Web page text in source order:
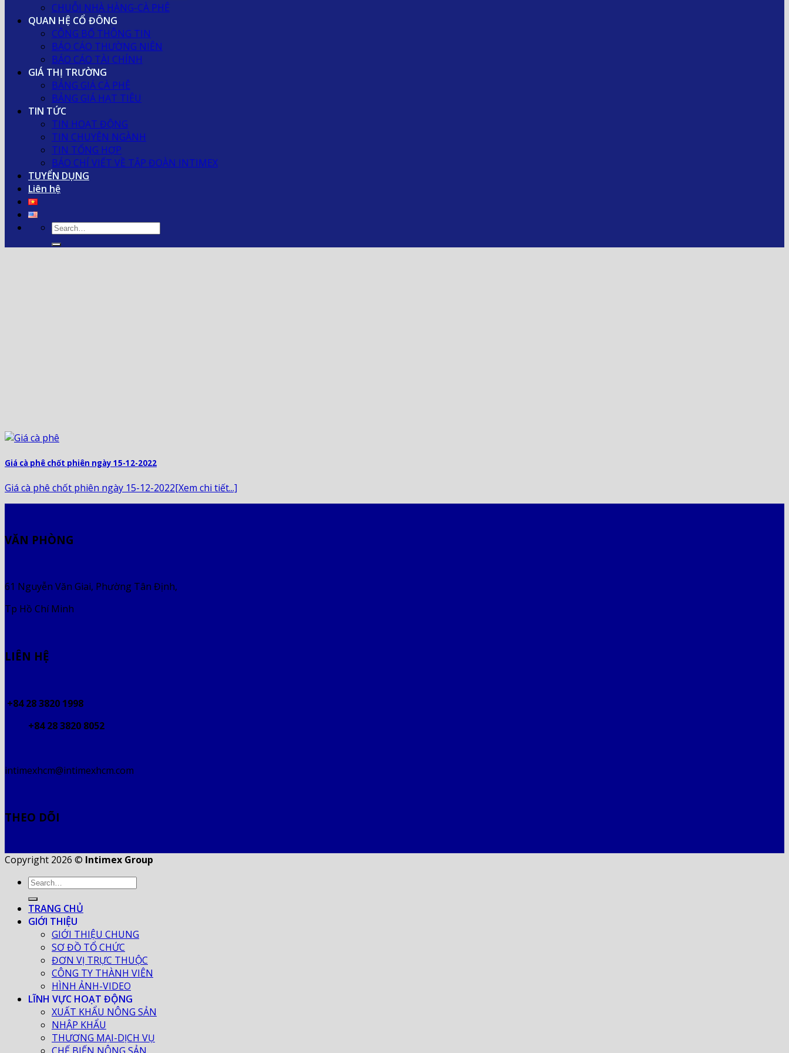
CHUỖI NHÀ HÀNG-CÀ PHÊ
QUAN HỆ CỔ ĐÔNG
CÔNG BỐ THÔNG TIN
BÁO CÁO THƯỜNG NIÊN
BÁO CÁO TÀI CHÍNH
GIÁ THỊ TRƯỜNG
BẢNG GIÁ CÀ PHÊ
BẢNG GIÁ HẠT TIÊU
TIN TỨC
TIN HOẠT ĐỘNG
TIN CHUYÊN NGÀNH
TIN TỔNG HỢP
BÁO CHÍ VIẾT VỀ TẬP ĐOÀN INTIMEX
TUYỂN DỤNG
Liên hệ
Giá cà phê chốt phiên ngày 15-12-2022
Giá cà phê chốt phiên ngày 15-12-2022[Xem chi tiết...]
VĂN PHÒNG
61 Nguyễn Văn Giai, Phường Tân Định,
Tp Hồ Chí Minh
LIÊN HỆ
+84 28 3820 1998
+84 28 3820 8052
intimexhcm@intimexhcm.com
THEO DÕI
Copyright 2026 © Intimex Group
TRANG CHỦ
GIỚI THIỆU
GIỚI THIỆU CHUNG
SƠ ĐỒ TỔ CHỨC
ĐƠN VỊ TRỰC THUỘC
CÔNG TY THÀNH VIÊN
HÌNH ẢNH-VIDEO
LĨNH VỰC HOẠT ĐỘNG
XUẤT KHẨU NÔNG SẢN
NHẬP KHẨU
THƯƠNG MẠI-DỊCH VỤ